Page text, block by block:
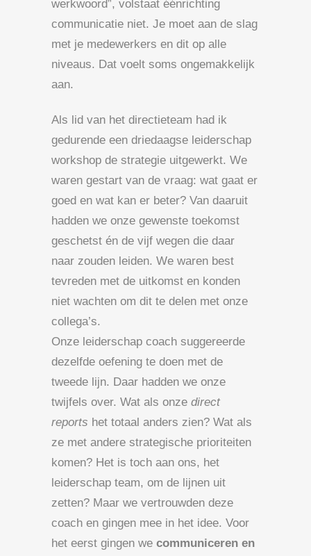
werkwoord”, volstaat éénrichting
communicatie niet. Je moet aan de slag
met je medewerkers en dit op alle
niveaus. Dat voelt soms ongemakkelijk
aan.
Als lid van het directieteam had ik
gedurende een driedaagse leiderschap
workshop de strategie uitgewerkt. We
waren gestart van de vraag: wat gaat er
goed en wat kan er beter? Van daaruit
hadden we onze gewenste toekomst
geschetst én de vijf wegen die daar
naar zouden leiden. We waren best
tevreden met de uitkomst en konden
niet wachten om dit te delen met onze
collega’s.
Onze leiderschap coach suggereerde
dezelfde oefening te doen met de
tweede lijn. Daar hadden we onze
twijfels over. Wat als onze direct
reports het totaal anders zien? Wat als
ze met andere strategische prioriteiten
komen? Het is toch aan ons, het
leiderschap team, om de lijnen uit
zetten? Maar we vertrouwden deze
coach en gingen mee in het idee. Voor
het eerst gingen we communiceren en